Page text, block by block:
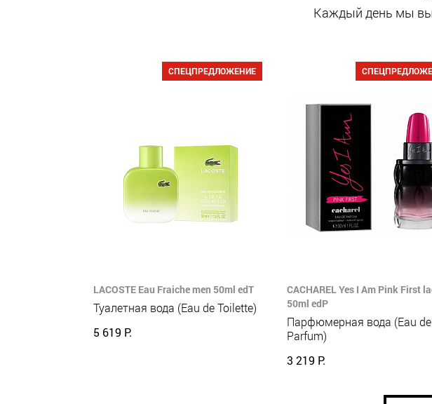
Каждый день мы
СПЕЦПРЕДЛОЖЕНИЕ
LACOSTE Eau Fraiche men 50ml edT
Туалетная вода (Eau de Toilette)
5 619 Р.
CACHAREL Yes I Am Pink First
50ml edP
Парфюмерная вода (Eau de
Parfum)
3 219 Р.